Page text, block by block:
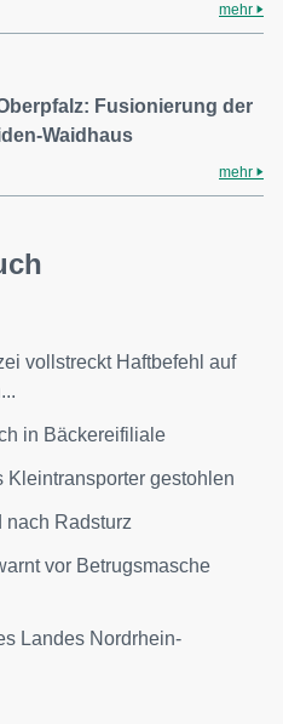
mehr
Fusionierung der
Waidhaus
mehr
vollstreckt Haftbefehl auf
in Bäckereifiliale
Kleintransporter gestohlen
nach Radsturz
vor Betrugsmasche
Landes Nordrhein-